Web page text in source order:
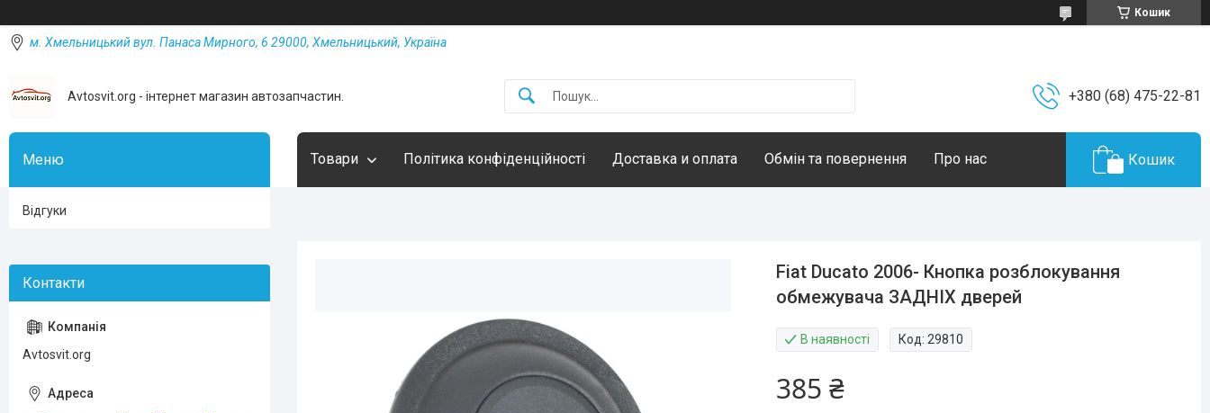
Кошик
м. Хмельницький вул. Панаса Мирного, 6 29000, Хмельницький, Україна
Avtosvit.org - інтернет магазин автозапчастин. +380 (68) 475-22-81
Товари Політика конфіденційності Доставка и оплата Обмін та повернення Про нас Кошик
Fiat Ducato 2006- Кнопка розблокування
обмежувача ЗАДНІХ дверей
В наявності Код: 29810
385 ₴
Відгуки
Avtosvit.org